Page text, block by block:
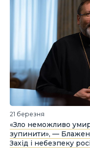
21 березня
«Зло неможливо
зупинити», —
Захід і небезпеку